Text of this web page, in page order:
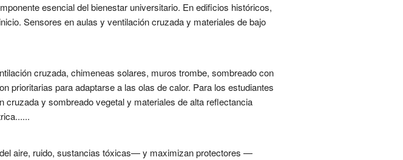
esencial del bienestar universitario. En edificios históricos,
Sensores en aulas y ventilación cruzada y materiales de bajo
cruzada, chimeneas solares, muros trombe, sombreado con
prioritarias para adaptarse a las olas de calor. Para los estudiantes
y sombreado vegetal y materiales de alta reflectancia
aire, ruido, sustancias tóxicas— y maximizan protectores —